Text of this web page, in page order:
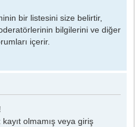
bir listesini size belirtir,
bilgilerini ve diğer
içerir.
olmamış veya giriş